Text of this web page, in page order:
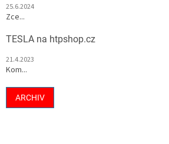
25.6.2024
Zce...
TESLA na htpshop.cz
21.4.2023
Kom...
ARCHIV